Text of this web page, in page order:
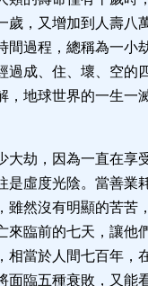
歲，又增加到人壽八
間過程，總稱為一小
過成、住、壞、空的
，地球世界的一生一
大劫，因為一直在享
是虛度光陰。當善業
雖然沒有明顯的苦苦
來臨前的七天，讓他
相當於人間七百年，
面臨五種衰敗，又能